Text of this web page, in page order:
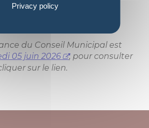
:
2121-27-1
du Conseil Municipal est
05 juin 2026
, pour consulter
sur le lien.
Privacy policy